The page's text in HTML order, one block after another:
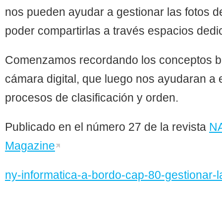
nos pueden ayudar a gestionar las fotos
poder compartirlas a través espacios
Comenzamos recordando los conceptos
cámara digital, que luego nos ayudaran a
procesos de clasificación y orden.
Publicado en el número 27 de la revista
Magazine
ny-informatica-a-bordo-cap-80-gestionar-